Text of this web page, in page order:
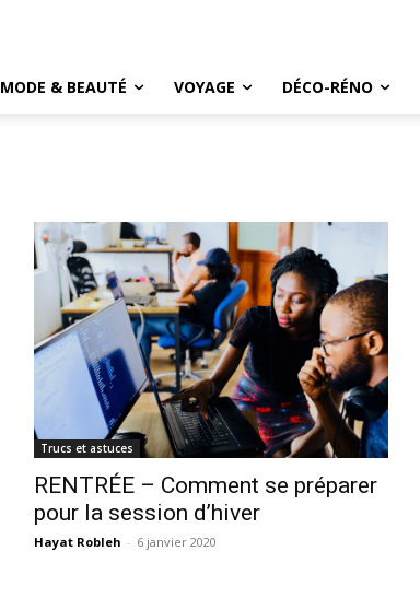
MODE & BEAUTÉ VOYAGE DÉCO-RÉNO
Trucs et astuces
RENTRÉE – Comment se préparer
pour la session d’hiver
Hayat Robleh - 6 janvier 2020